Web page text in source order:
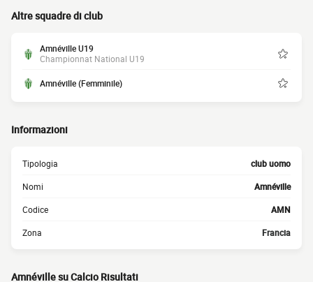
Altre squadre di club
Amnéville U19
Championnat National U19
Amnéville (Femminile)
Informazioni
Tipologia club uomo
Nomi Amnéville
Codice AMN
Zona Francia
Amnéville su Calcio Risultati